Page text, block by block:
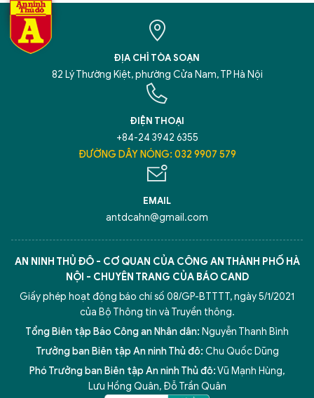
ĐỊA CHỈ TÒA SOẠN
82 Lý Thường Kiệt, phường Cửa Nam, TP Hà Nội
ĐIỆN THOẠI
+84-24 3942 6355
ĐƯỜNG DÂY NÓNG: 032 9907 579
EMAIL
antdcahn@gmail.com
AN NINH THỦ ĐÔ - CƠ QUAN CỦA CÔNG AN THÀNH PHỐ HÀ
NỘI - CHUYÊN TRANG CỦA BÁO CAND
Giấy phép hoạt động báo chí số 08/GP-BTTTT, ngày 5/1/2021
của Bộ Thông tin và Truyền thông.
Tổng Biên tập Báo Công an Nhân dân: Nguyễn Thanh Bình
Trưởng ban Biên tập An ninh Thủ đô: Chu Quốc Dũng
Phó Trưởng ban Biên tập An ninh Thủ đô:Vũ Mạnh Hùng,
Lưu Hồng Quân, Đỗ Trần Quân